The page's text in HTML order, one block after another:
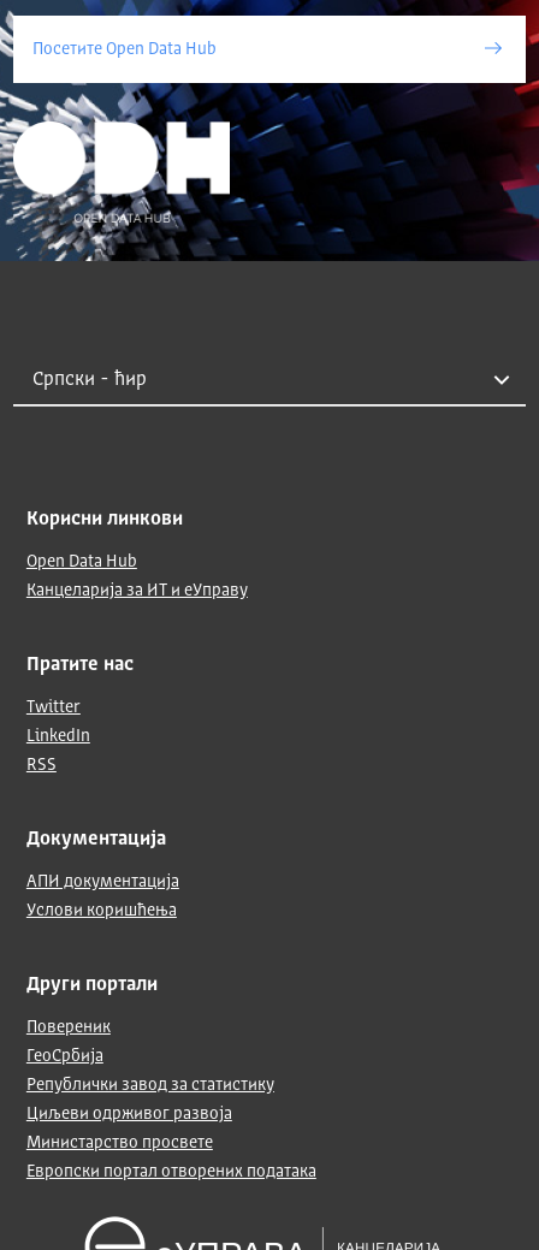
Посетите Open Data Hub
Корисни линкови
Open Data Hub
Канцеларија за ИТ и еУправу
Пратите нас
Twitter
LinkedIn
RSS
Документација
АПИ документација
Услови коришћења
Други портали
Повереник
ГеоСрбија
Републички завод за статистику
Циљеви одрживог развоја
Министарство просвете
Европски портал отворених података